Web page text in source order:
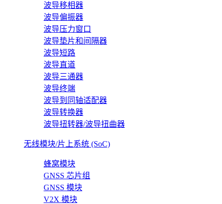
波导移相器
波导偏振器
波导压力窗口
波导垫片和间隔器
波导短路
波导直道
波导三通器
波导终端
波导到同轴适配器
波导转换器
波导扭转器/波导扭曲器
无线模块/片上系统 (SoC)
蜂窝模块
GNSS 芯片组
GNSS 模块
V2X 模块